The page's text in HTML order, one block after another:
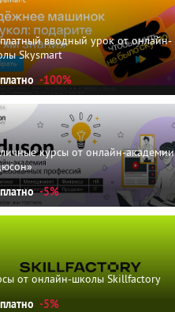
вводный урок от онлайн-
Skysmart
-100%
курсы от онлайн-академии
-5%
от онлайн-школы Skillfactory
-5%